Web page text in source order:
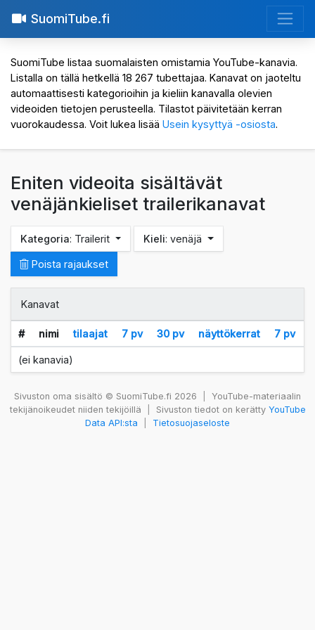
SuomiTube.fi
SuomiTube listaa suomalaisten omistamia YouTube-kanavia.
Listalla on tällä hetkellä 18 267 tubettajaa. Kanavat on jaoteltu
automaattisesti kategorioihin ja kieliin kanavalla olevien
videoiden tietojen perusteella. Tilastot päivitetään kerran
vuorokaudessa. Voit lukea lisää Usein kysyttyä -osiosta.
Eniten videoita sisältävät
venäjänkieliset trailerikanavat
Kategoria: Trailerit Kieli: venäjä
Poista rajaukset
Kanavat
# nimi tilaajat 7 pv 30 pv näyttökerrat 7 pv
(ei kanavia)
Sivuston oma sisältö © SuomiTube.fi 2026
YouTube-materiaalin
tekijänoikeudet niiden tekijöillä
Sivuston tiedot on kerätty YouTube
Data API:sta
Tietosuojaseloste